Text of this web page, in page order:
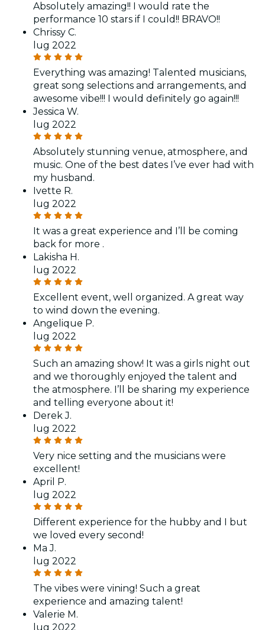
Absolutely amazing!! I would rate the
performance 10 stars if I could!! BRAVO!!
Chrissy C.
lug 2022
Everything was amazing! Talented musicians,
great song selections and arrangements, and
awesome vibe!!! I would definitely go again!!!
Jessica W.
lug 2022
Absolutely stunning venue, atmosphere, and
music. One of the best dates I’ve ever had with
my husband.
Ivette R.
lug 2022
It was a great experience and I’ll be coming
back for more .
Lakisha H.
lug 2022
Excellent event, well organized. A great way
to wind down the evening.
Angelique P.
lug 2022
Such an amazing show! It was a girls night out
and we thoroughly enjoyed the talent and
the atmosphere. I’ll be sharing my experience
and telling everyone about it!
Derek J.
lug 2022
Very nice setting and the musicians were
excellent!
April P.
lug 2022
Different experience for the hubby and I but
we loved every second!
Ma J.
lug 2022
The vibes were vining! Such a great
experience and amazing talent!
Valerie M.
lug 2022